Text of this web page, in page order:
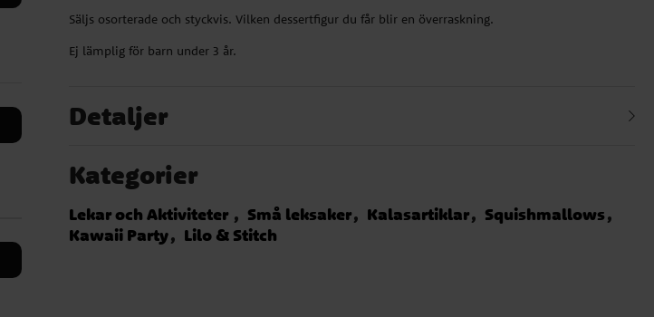
Säljs osorterade och styckvis. Vilken dessertfigur du får blir en överraskning.
Ej lämplig för barn under 3 år.
Detaljer
Kategorier
Lekar och Aktiviteter Små leksaker Kalasartiklar
Squishmallows
Kawaii Party
Lilo & Stitch